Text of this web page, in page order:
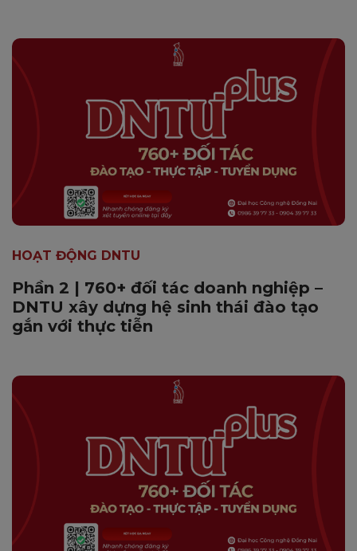
HOẠT ĐỘNG DNTU
Phần 2 | 760+ đối tác doanh nghiệp –
DNTU xây dựng hệ sinh thái đào tạo
gắn với thực tiễn